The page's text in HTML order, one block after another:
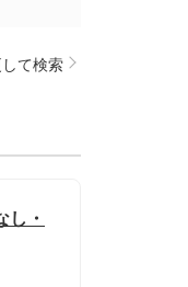
て検索
し・